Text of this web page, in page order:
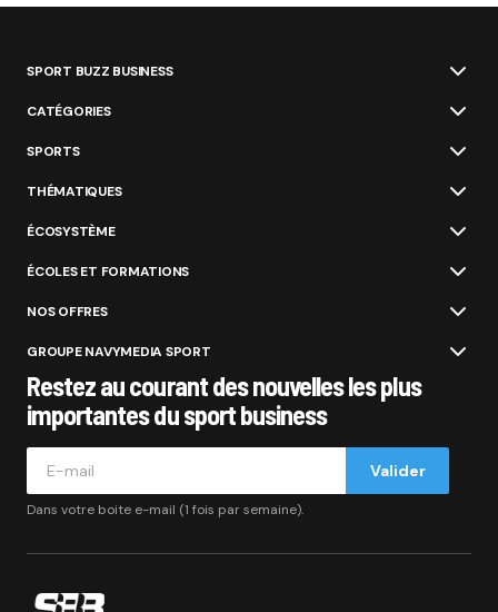
SPORT BUZZ BUSINESS
CATÉGORIES
SPORTS
THÉMATIQUES
ÉCOSYSTÈME
ÉCOLES ET FORMATIONS
NOS OFFRES
GROUPE NAVYMEDIA SPORT
Restez au courant des nouvelles les plus
importantes du sport business
Valider
Dans votre boite e-mail (1 fois par semaine).